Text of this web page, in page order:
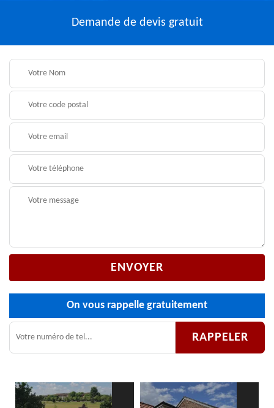
Demande de devis gratuit
On vous rappelle gratuitement